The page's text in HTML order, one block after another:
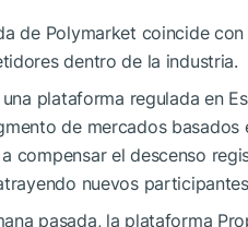
de Polymarket coincide
dentro de la industria.
una plataforma regulada en
de mercados basados
compensar el descenso
nuevos
pasada, la plataforma